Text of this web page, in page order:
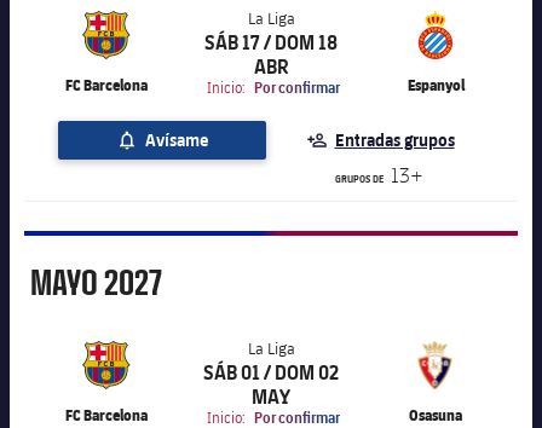
FC Barcelona
La Liga
La Liga
SÁB 17 / DOM 18
ABR
Inicio: Por confirmar Espanyol
label.aria.chevronright
Avísame Entradas grupos
GRUPOS DE 13+
Mayo
MAYO2027
FC Barcelona
La Liga
La Liga
SÁB 01 / DOM 02
MAY
Inicio: Por confirmar Osasuna
label.aria.chevronright